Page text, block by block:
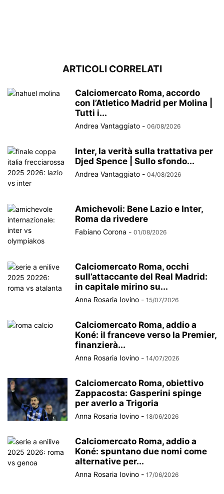
ARTICOLI CORRELATI
Calciomercato Roma, accordo
con l’Atletico Madrid per Molina |
Tutti i...
Andrea Vantaggiato - 06/08/2026
Inter, la verità sulla trattativa per
Djed Spence | Sullo sfondo...
Andrea Vantaggiato - 04/08/2026
Amichevoli: Bene Lazio e Inter,
Roma da rivedere
Fabiano Corona - 01/08/2026
Calciomercato Roma, occhi
sull’attaccante del Real Madrid:
in capitale mirino su...
Anna Rosaria Iovino - 15/07/2026
Calciomercato Roma, addio a
Koné: il franceve verso la Premier,
finanzierà...
Anna Rosaria Iovino - 14/07/2026
Calciomercato Roma, obiettivo
Zappacosta: Gasperini spinge
per averlo a Trigoria
Anna Rosaria Iovino - 18/06/2026
Calciomercato Roma, addio a
Koné: spuntano due nomi come
alternative per...
Anna Rosaria Iovino - 17/06/2026